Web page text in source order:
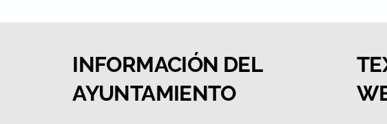
INFORMACIÓN DEL
AYUNTAMIENTO